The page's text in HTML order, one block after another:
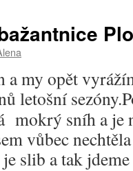
my opět
letošní sezóny.
mokrý sníh a je
vůbec
slib a tak